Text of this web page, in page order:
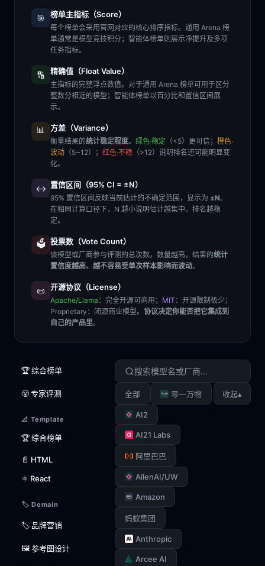
🎯 榜单主指标（Score）
每个榜单会采用官网对应的核心排序指标。通用 Arena 榜
单通常是模型竞技积分；智能体榜单则展示净提升及多项
任务指标。
🔢 精确值（Float Value）
主指标的完整浮点数值。对于通用 Arena 榜单可用于区分
整数分相近的模型；智能体榜单以百分比和置信区间展
示。
📊 方差（Variance）
衡量结果的统计稳定程度。 绿色·稳定 （<5）更可信； 橙色·
波动 （5~12）； 红色·不稳 （>12）说明排名还可能明显变
化。
↔️ 置信区间（95% CI = ±N）
95% 置信区间反映当前估计的不确定范围，显示为 ±N。
在相同计算口径下，N 越小说明估计越集中、排名越稳
定。
🗳️ 投票数（Vote Count）
该模型或厂商参与评测的总次数。数量越高，结果的统计
置信度越高、越不容易受单次样本影响而波动。
📜 开源协议（License）
Apache/Llama ：完全开源可商用； MIT ：开源限制极少；
Proprietary ：闭源商业模型。 协议决定你能否把它集成到
自己的产品里。
🏆 综合榜单
😤 专家评测
📐 Template
🏆 综合榜单
📄 HTML
⚛️ React
🏷️ Domain
🏷️ 品牌营销
🖼️ 参考图设计
全部 零一万物
AI2
AI21 Labs
阿里巴巴
AllenAI/UW
Amazon
蚂蚁集团
Anthropic
Arcee AI
收起▴